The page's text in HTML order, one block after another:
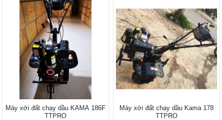
Máy xới đất chạy dầu KAMA 186F
TTPRO
Máy xới đất chạy dầu Kama 178
TTPRO